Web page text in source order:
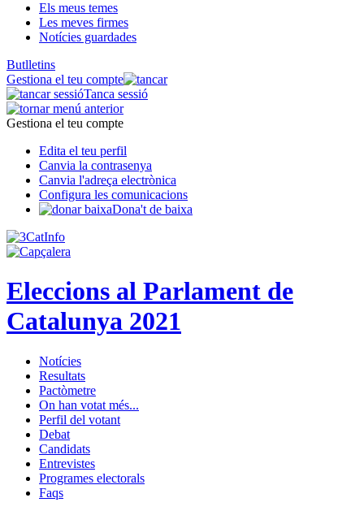
Els meus temes
Les meves firmes
Notícies guardades
Butlletins
Gestiona el teu compte
Tanca sessió
Gestiona el teu compte
Edita el teu perfil
Canvia la contrasenya
Canvia l'adreça electrònica
Configura les comunicacions
Dona't de baixa
Eleccions al Parlament de
Catalunya 2021
Notícies
Resultats
Pactòmetre
On han votat més...
Perfil del votant
Debat
Candidats
Entrevistes
Programes electorals
Faqs